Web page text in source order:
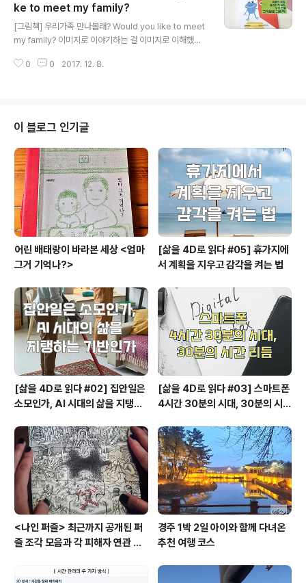
서 새로운 시각을 얻어보고싶은 호기심이 더 큰 것일테다.
하지만, 가끔은, 요즘처럼 아이 돌보고 일하고 공부하면서
일상이 버겁다 싶을 때는, 혼자 아무도 한국말을 하지 못하
는 곳 어디론가 떠나보고싶은 생각이 들 때가 있다. 그런데
또 어디론가 떠나보는 것이 쉬운일인가, 뭔가 이루어 놓은
ke to meet my family?
[그림책] 우리가족 만나볼래? Would you like to meet
my family? 이미지로 이야기하는 걸 이미지로 이해했는
의 이미지 모두 제대로 표현하기 어렵다. 그래도 리뷰는 내
다. 대가족, 핵가족, 한부모가족, 비혈연가족 등 요즘 우리
주변의 다양한 가족을 우화로 표현하고 있는 것이다. 우화
의 '우'는 부치다, 기탁하다라는 뜻이고 '화'는 이야기라는
뜻이다. 말하고자 하는 바를 다른 대상에 부쳐 교훈이 되는
이야기를 한다는 의미다. 또 는 우크라이나에서 자라고 ..
0 0 2017. 12. 8.
이 블로그 인기글
어린 배태랑이 바라본 세상 <엄마
그거 기억나?>
[삶을 4D로 읽다 #05] 휴가지에
서 계획을 지우고 감각을 켜는 법
[삶을 4D로 읽다 #02] 집안일은
소모인가, AI 시대의 삶을 지탱하
[삶을 4D로 읽다 #03] 스마트폰
4시간 30분의 시대, 30분의 시간
<나인 퍼즐> 최근까지 공개된 퍼
즐 조각 모음과 각 피해자 연관 관
경주 1박 2일 아이와 함께 다녀온
추천 여행 코스